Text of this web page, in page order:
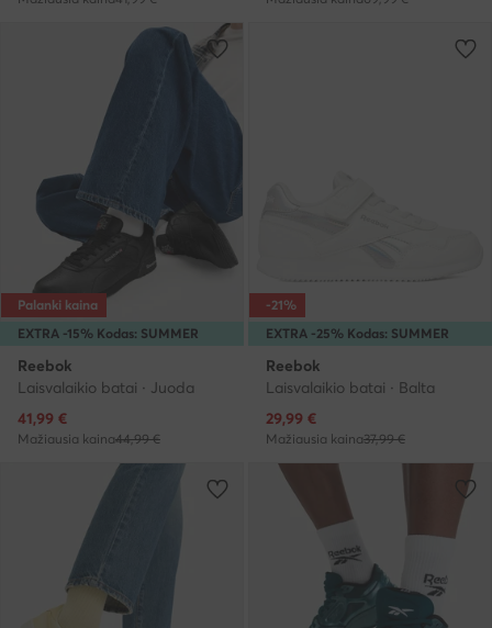
EXTRA -15% Kodas: SUMMER
Palanki kaina
Reebok
Laisvalaikio batai · Juoda
Dabartinė kaina
41,99 €
Mažiausia kaina44,99 €
EXTRA -25% Kodas: SUMMER
-21%
Reebok
Laisvalaikio batai · Balta
Dabartinė kaina
29,99 €
Mažiausia kaina37,99 €